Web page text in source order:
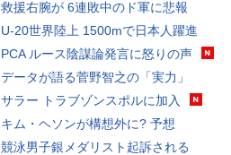
救援右腕が 6連敗中のド軍に悲報
U-20世界陸上 1500mで日本人躍進
PCA ルース陰謀論発言に怒りの声
データが語る菅野智之の「実力」
サラー トラブゾンスポルに加入
キム・ヘソンが構想外に? 予想
競泳男子銀メダリスト起訴される